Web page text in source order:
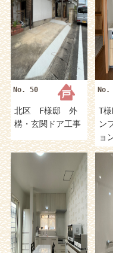
No. 50
北区 F様邸 外
構・玄関ドア工事
No.
T
ン
ョ